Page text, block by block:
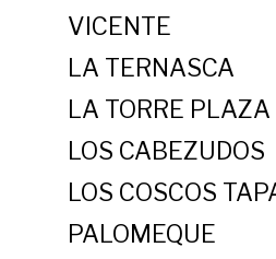
VICENTE
LA TERNASCA
LA TORRE PLAZA
LOS CABEZUDOS
LOS COSCOS
PALOMEQUE